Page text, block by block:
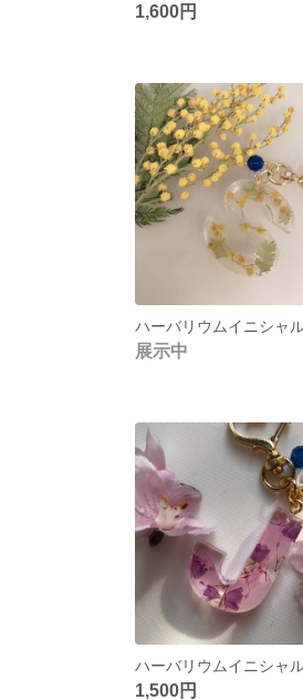
1,600円
展示中
1,500円